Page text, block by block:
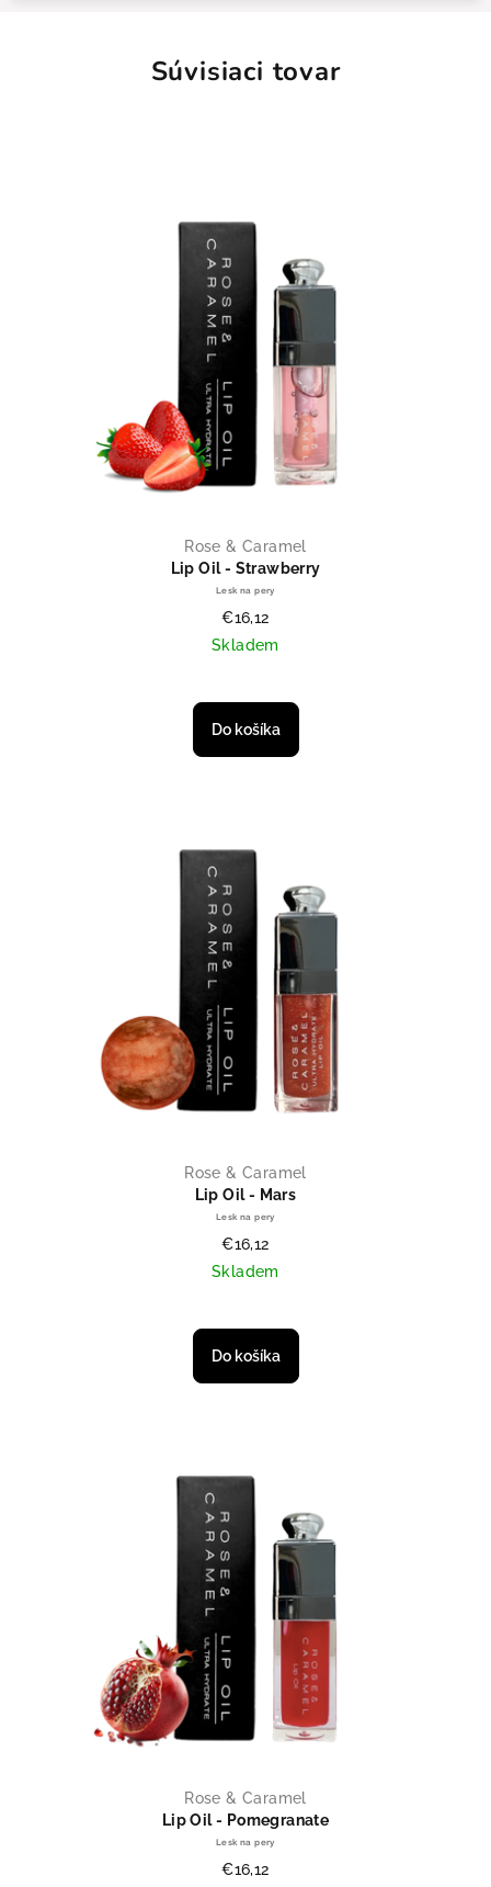
Súvisiaci tovar
Rose & Caramel
Lip Oil - Strawberry
Lesk na pery
€16,12
Skladem
Do košíka
Rose & Caramel
Lip Oil - Mars
Lesk na pery
€16,12
Skladem
Do košíka
Rose & Caramel
Lip Oil - Pomegranate
Lesk na pery
€16,12